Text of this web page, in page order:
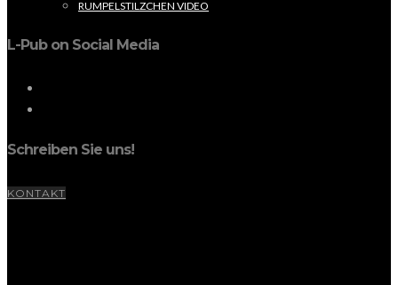
RUMPELSTILZCHEN VIDEO
L-Pub on Social Media
Schreiben Sie uns!
KONTAKT